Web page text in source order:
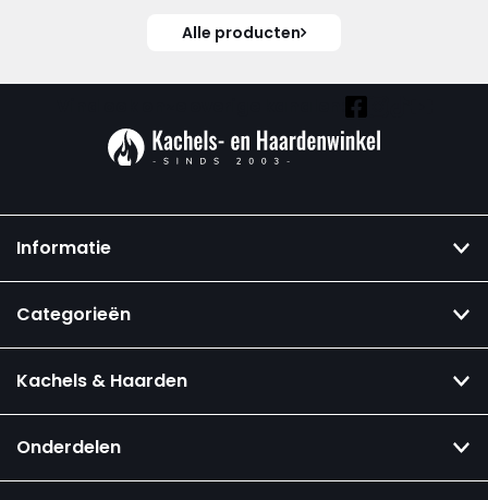
Alle producten
Informatie
Categorieën
Kachels & Haarden
Onderdelen